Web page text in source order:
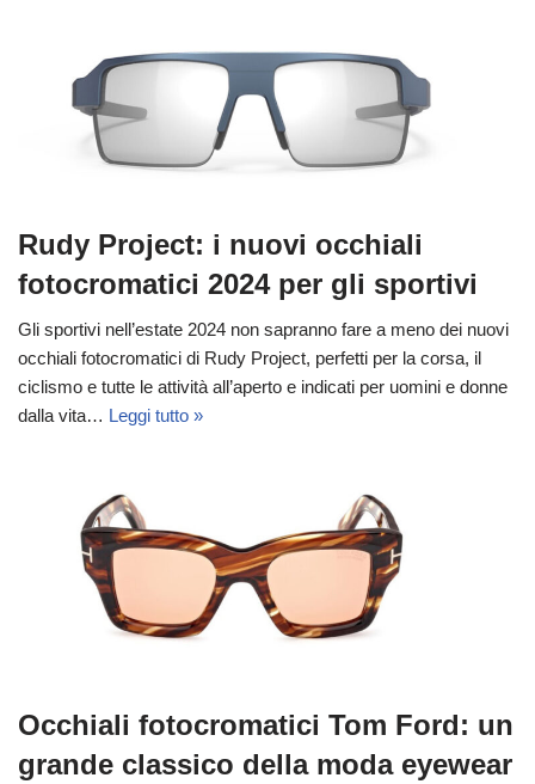
Rudy Project: i nuovi occhiali
fotocromatici 2024 per gli sportivi
Gli sportivi nell’estate 2024 non sapranno fare a meno dei nuovi
occhiali fotocromatici di Rudy Project, perfetti per la corsa, il
ciclismo e tutte le attività all’aperto e indicati per uomini e donne
dalla vita… Leggi tutto »
Occhiali fotocromatici Tom Ford: un
grande classico della moda eyewear